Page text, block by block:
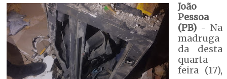
João
Pessoa
(PB)- Na
madruga
da desta
quarta-
feira (17),